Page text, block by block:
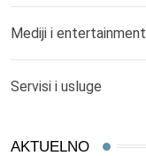
Mediji i entertainment
Servisi i usluge
AKTUELNO